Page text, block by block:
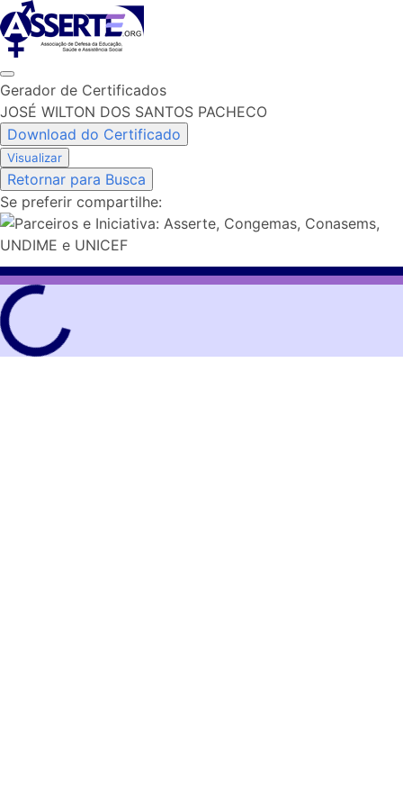
Skip
to
content
Gerador de Certificados
JOSÉ WILTON DOS SANTOS PACHECO
Download do Certificado
Visualizar
Retornar para Busca
Se preferir compartilhe: